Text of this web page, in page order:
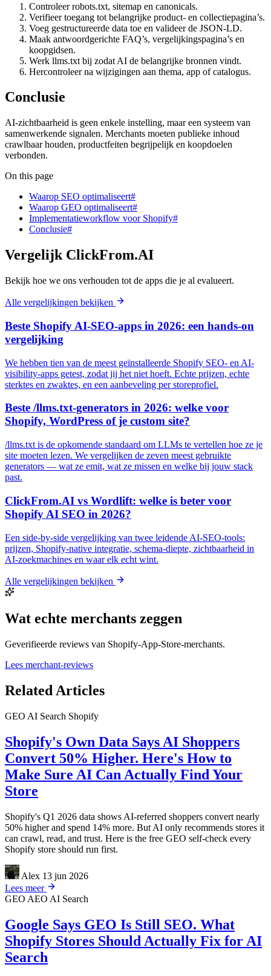
Controleer robots.txt, sitemap en canonicals.
Verifieer toegang tot belangrijke product- en collectiepagina’s.
Voeg gestructureerde data toe en valideer de JSON-LD.
Maak antwoordgerichte FAQ’s, vergelijkingspagina’s en
koopgidsen.
Werk llms.txt bij zodat AI de belangrijke bronnen vindt.
Hercontroleer na wijzigingen aan thema, app of catalogus.
Conclusie
AI-zichtbaarheid is geen enkele instelling, maar een systeem van
samenwerkende signalen. Merchants moeten publieke inhoud
crawlbaar houden, productfeiten begrijpelijk en koopdoelen
verbonden.
On this page
Waarop SEO optimaliseert#
Waarop GEO optimaliseert#
Implementatieworkflow voor Shopify#
Conclusie#
Vergelijk ClickFrom.AI
Bekijk hoe we ons verhouden tot de apps die je al evalueert.
Alle vergelijkingen bekijken
Beste Shopify AI-SEO-apps in 2026: een hands-on
vergelijking
We hebben tien van de meest geïnstalleerde Shopify SEO- en AI-
visibility-apps getest, zodat jij het niet hoeft. Echte prijzen, echte
sterktes en zwaktes, en een aanbeveling per storeprofiel.
Beste /llms.txt-generators in 2026: welke voor
Shopify, WordPress of je custom site?
/llms.txt is de opkomende standaard om LLMs te vertellen hoe ze je
site moeten lezen. We vergelijken de zeven meest gebruikte
generators — wat ze emit, wat ze missen en welke bij jouw stack
past.
ClickFrom.AI vs Wordlift: welke is beter voor
Shopify AI SEO in 2026?
Een side-by-side vergelijking van twee leidende AI-SEO-tools:
prijzen, Shopify-native integratie, schema-diepte, zichtbaarheid in
AI-zoekmachines en waar elk echt wint.
Alle vergelijkingen bekijken
Wat echte merchants zeggen
Geverifieerde reviews van Shopify-App-Store-merchants.
Lees merchant-reviews
Related Articles
GEO AI Search Shopify
Shopify's Own Data Says AI Shoppers
Convert 50% Higher. Here's How to
Make Sure AI Can Actually Find Your
Store
Shopify's Q1 2026 data shows AI-referred shoppers convert nearly
50% higher and spend 14% more. But AI only recommends stores it
can crawl, read, and trust. Here is the free GEO self-check every
Shopify store should run first.
Alex 13 jun 2026
Lees meer
GEO AEO AI Search
Google Says GEO Is Still SEO. What
Shopify Stores Should Actually Fix for AI
Search